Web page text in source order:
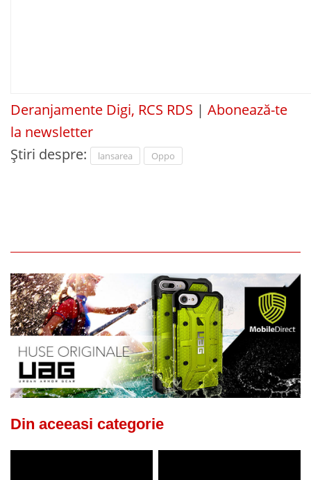
Deranjamente Digi, RCS RDS | Abonează-te
la newsletter
Știri despre:
lansarea Oppo
Din aceeasi categorie